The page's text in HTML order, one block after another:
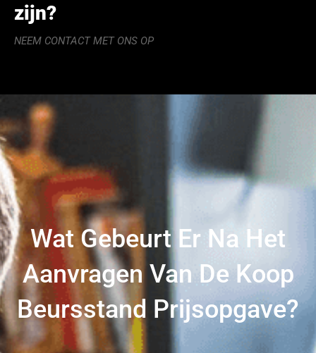
zijn?
NEEM CONTACT MET ONS OP
Wat Gebeurt Er Na Het
Aanvragen Van De Koop
Beursstand Prijsopgave?